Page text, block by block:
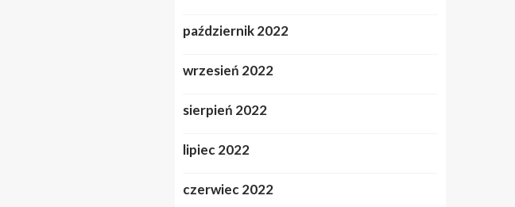
październik 2022
wrzesień 2022
sierpień 2022
lipiec 2022
czerwiec 2022